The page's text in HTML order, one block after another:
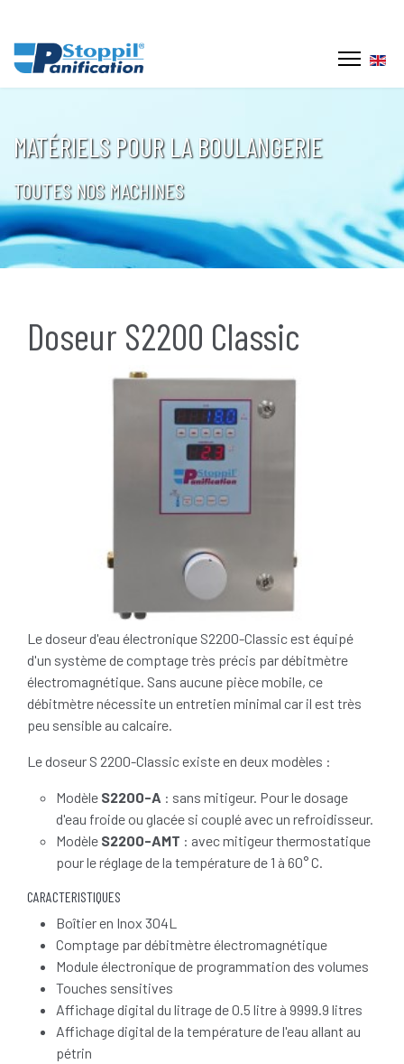
MATÉRIELS POUR LA BOULANGERIE
TOUTES NOS MACHINES
Doseur S2200 Classic
Le doseur d'eau électronique S2200-Classic est équipé
d'un système de comptage très précis par débitmètre
électromagnétique. Sans aucune pièce mobile, ce
débitmètre nécessite un entretien minimal car il est très
peu sensible au calcaire.
Le doseur S 2200-Classic existe en deux modèles :
Modèle S2200-A : sans mitigeur. Pour le dosage
d'eau froide ou glacée si couplé avec un refroidisseur.
Modèle S2200-AMT : avec mitigeur thermostatique
pour le réglage de la température de 1 à 60° C.
CARACTERISTIQUES
Boîtier en Inox 304L
Comptage par débitmètre électromagnétique
Module électronique de programmation des volumes
Touches sensitives
Affichage digital du litrage de 0.5 litre à 9999.9 litres
Affichage digital de la température de l'eau allant au
pétrin